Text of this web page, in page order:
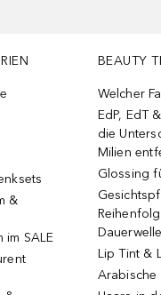
&
im SALE
BEAUTY
Welcher
EdP, EdT
die
Milien
Glossing
Lip Tint &
Arabische